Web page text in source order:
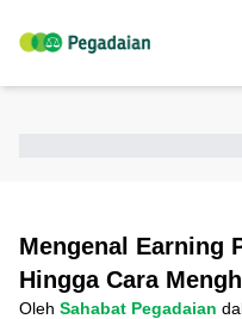
Mengenal Earning
Hingga Cara
Oleh Sahabat Pegadaian